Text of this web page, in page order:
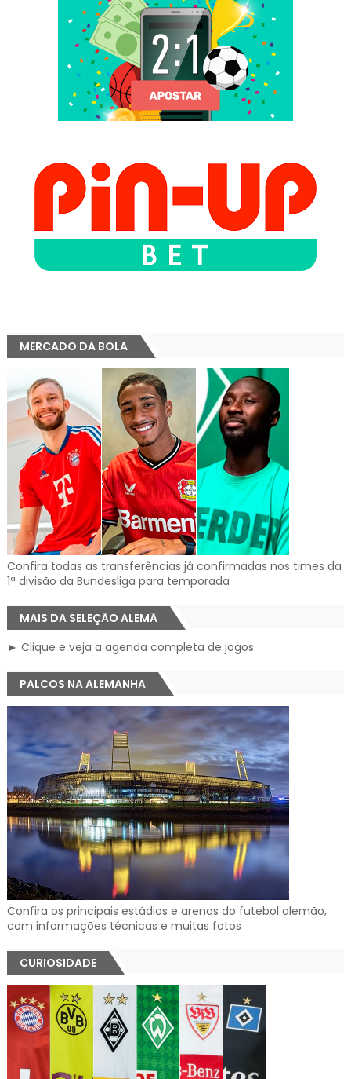
MERCADO DA BOLA
Confira todas as transferências já confirmadas nos times da
1ª divisão da Bundesliga para temporada
MAIS DA SELEÇÃO ALEMÃ
► Clique e veja a agenda completa de jogos
PALCOS NA ALEMANHA
Confira os principais estádios e arenas do futebol alemão,
com informações técnicas e muitas fotos
CURIOSIDADE